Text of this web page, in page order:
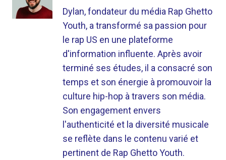
Dylan, fondateur du média Rap Ghetto
Youth, a transformé sa passion pour
le rap US en une plateforme
d'information influente. Après avoir
terminé ses études, il a consacré son
temps et son énergie à promouvoir la
culture hip-hop à travers son média.
Son engagement envers
l'authenticité et la diversité musicale
se reflète dans le contenu varié et
pertinent de Rap Ghetto Youth.